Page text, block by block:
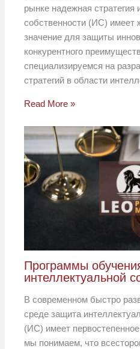
рынке надежная стратегия
собственности (ИС) имеет
значение для защиты
конкурентного
специализируемся на
стратегий в области
Read More »
Программы
интеллектуальной
В современном быстро
среде защита
(ИС) имеет
мы понимаем, что